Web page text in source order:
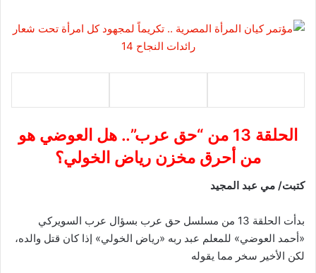
الحلقة 13 من “حق عرب”.. هل العوضي هو
من أحرق مخزن رياض الخولي؟
كتبت/ مي عبد المجيد
بدأت الحلقة 13 من مسلسل حق عرب بسؤال عرب السويركي
«أحمد العوضي» للمعلم عبد ربه «رياض الخولي» إذا كان قتل والده،
لكن الأخير سخر مما يقوله